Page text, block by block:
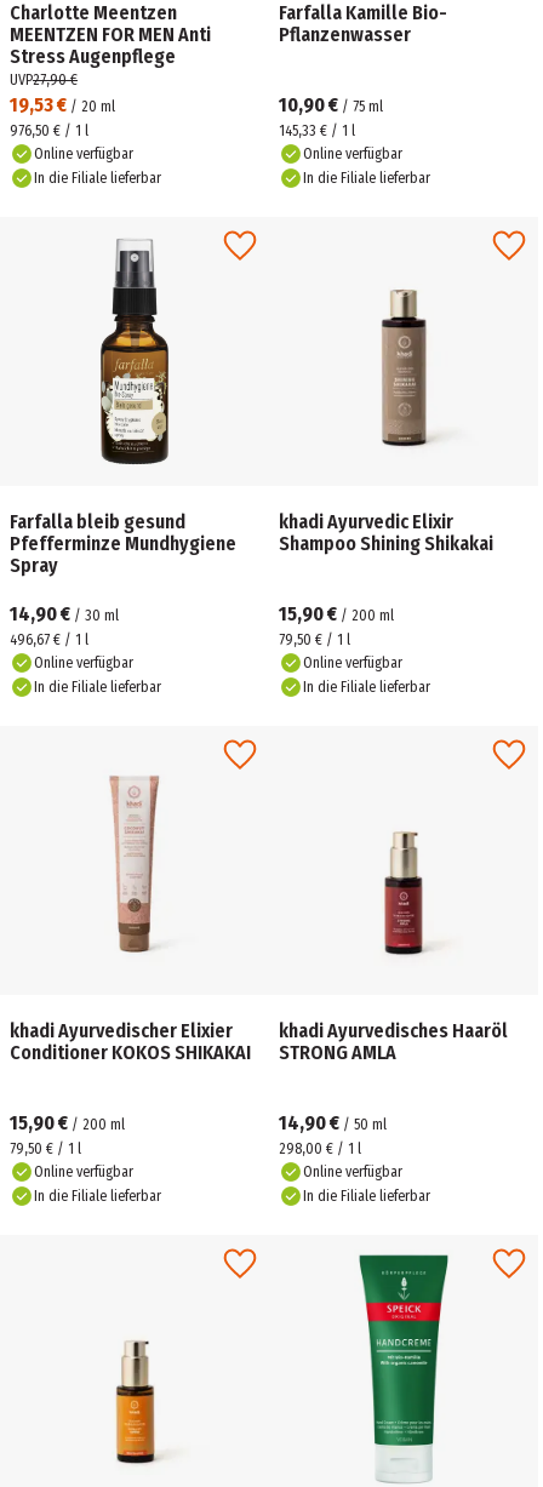
Charlotte Meentzen
MEENTZEN FOR MEN Anti
Stress Augenpflege
19,53 € / 20 ml
UVP27,90 €
976,50 € / 1 l
Online verfügbar
In die Filiale lieferbar
Farfalla Kamille Bio-
Pflanzenwasser
10,90 € / 75 ml
145,33 € / 1 l
Online verfügbar
In die Filiale lieferbar
Farfalla bleib gesund
Pfefferminze Mundhygiene
Spray
14,90 € / 30 ml
496,67 € / 1 l
Online verfügbar
In die Filiale lieferbar
khadi Ayurvedic Elixir
Shampoo Shining Shikakai
15,90 € / 200 ml
79,50 € / 1 l
Online verfügbar
In die Filiale lieferbar
khadi Ayurvedischer Elixier
Conditioner KOKOS SHIKAKAI
15,90 € / 200 ml
79,50 € / 1 l
Online verfügbar
In die Filiale lieferbar
khadi Ayurvedisches Haaröl
STRONG AMLA
14,90 € / 50 ml
298,00 € / 1 l
Online verfügbar
In die Filiale lieferbar